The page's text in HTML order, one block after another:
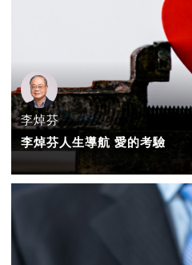
李焯芬
李焯芬人生導航 愛的考驗